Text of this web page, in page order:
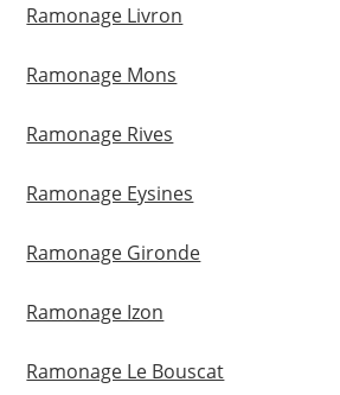
Ramonage Livron
Ramonage Mons
Ramonage Rives
Ramonage Eysines
Ramonage Gironde
Ramonage Izon
Ramonage Le Bouscat